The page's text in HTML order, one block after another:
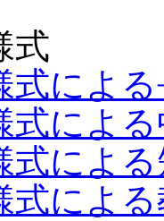
式
式によ
式によ
式によ
式によ